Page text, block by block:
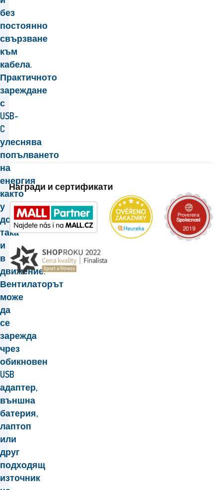
без
постоянно
свързване
към
кабела.
Практичното
зареждане
с
USB-
C
улеснява
попълването
на
енергия
както
у
дома,
така
и
в
движение.
Вентилаторът
може
да
се
зарежда
чрез
обикновен
USB
адаптер,
външна
батерия,
лаптоп
или
друг
подходящ
източник
Награди и сертификати